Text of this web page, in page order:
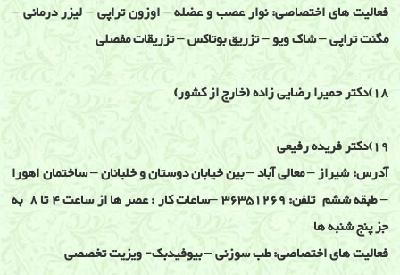
فعالیت های اختصاصی: نوار عصب و عضله – اوزون تراپی – لیزر درمانی –
مگنت تراپی – شاک ویو – تزریق بوتاکس – تزریقات مفصلی
18)دکتر حمیرا رضایی زاده (خارج از کشور)
19)دکتر فریده رفیعی
آدرس: شیراز – معالی آباد – بین خیابان دوستان و خلبانان – ساختمان اهورا
– طبقه ششم تلفن: 36351269 –ساعات کار : عصر ها از ساعت 4 تا 8 به
جز پنج شنبه ها
فعالیت های اختصاصی: طب سوزنی – بیوفیدبک- ویزیت تخصصی